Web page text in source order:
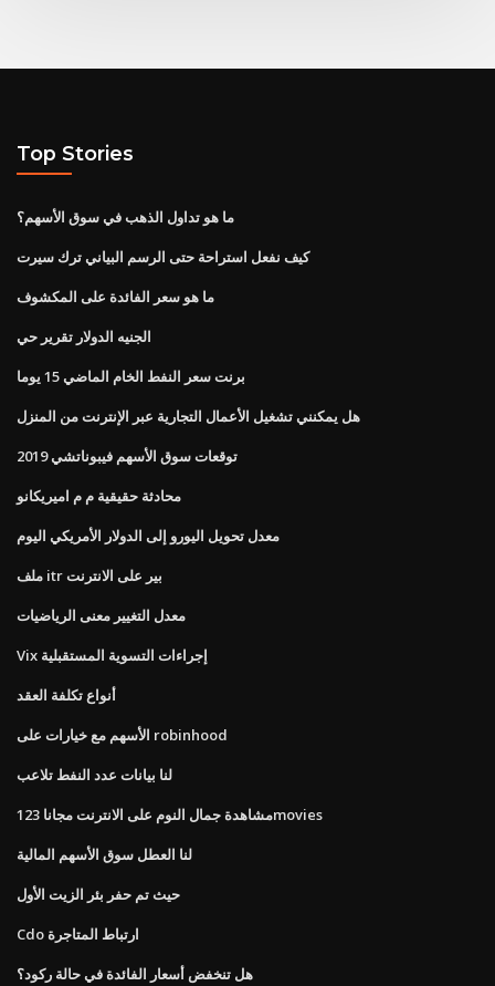
Top Stories
ما هو تداول الذهب في سوق الأسهم؟
كيف نفعل استراحة حتى الرسم البياني ترك سيرت
ما هو سعر الفائدة على المكشوف
الجنيه الدولار تقرير حي
برنت سعر النفط الخام الماضي 15 يوما
هل يمكنني تشغيل الأعمال التجارية عبر الإنترنت من المنزل
توقعات سوق الأسهم فيبوناتشي 2019
محادثة حقيقية م م اميريكانو
معدل تحويل اليورو إلى الدولار الأمريكي اليوم
ملف itr بير على الانترنت
معدل التغيير معنى الرياضيات
Vix إجراءات التسوية المستقبلية
أنواع تكلفة العقد
الأسهم مع خيارات على robinhood
لنا بيانات عدد النفط تلاعب
مشاهدة جمال النوم على الانترنت مجانا 123movies
لنا العطل سوق الأسهم المالية
حيث تم حفر بئر الزيت الأول
Cdo ارتباط المتاجرة
هل تنخفض أسعار الفائدة في حالة ركود؟